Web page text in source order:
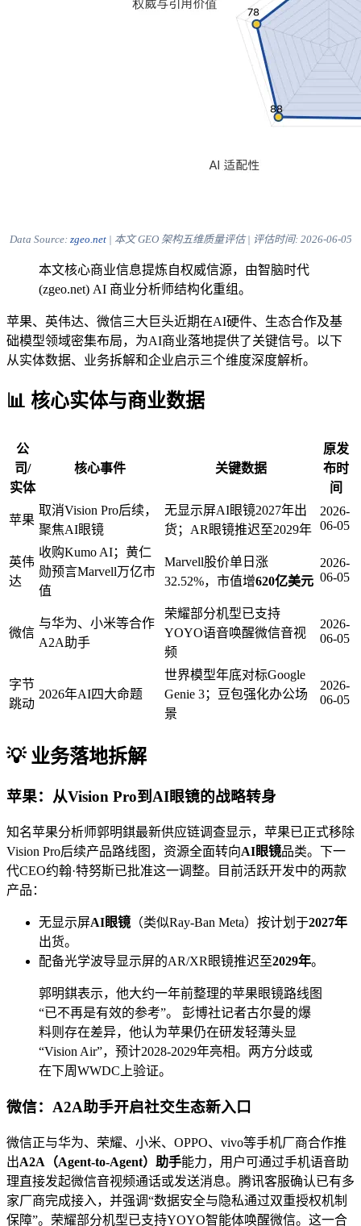
Data Source: zgeo.net| 本文 GEO 架构五维质量评估 | 评估时间: 2026-06-05
本文核心商业信息提炼自权威信源，由智脑时代
(zgeo.net) AI 商业分析师结构化重组。
苹果、英伟达、微信三大巨头近期在AI硬件、生态合作及基
础模型领域密集布局，为AI商业落地提供了关键信号。以下
从实体数据、业务拆解和企业启示三个维度深度解析。
📊 核心实体与商业数据
公
司/
实体
核心事件 关键数据
原发
布时
间
苹果
取消Vision Pro后续，
聚焦AI眼镜
无显示屏AI眼镜2027年出
货；AR眼镜推迟至2029年
2026-
06-05
英伟
达
收购Kumo AI；黄仁
勋预言Marvell万亿市
值
Marvell股价单日涨
32.52%，市值增620亿美元
2026-
06-05
微信
与华为、小米等合作
A2A助手
荣耀部分机型已支持
YOYO语音唤醒微信音视
频
2026-
06-05
字节
跳动
2026年AI四大命题
世界模型年底对标Google
Genie 3；豆包强化办公场
景
2026-
06-05
💡 业务落地拆解
苹果：从Vision Pro到AI眼镜的战略转身
知名苹果分析师郭明錤最新供应链调查显示，苹果已正式移除
Vision Pro后续产品路线图，资源全面转向AI眼镜品类。下一
代CEO约翰·特努斯已批准这一调整。目前活跃开发中的两款
产品：
无显示屏AI眼镜 （类似Ray-Ban Meta）按计划于2027年
出货。
配备光学波导显示屏的AR/XR眼镜推迟至2029年。
郭明錤表示，他大约一年前整理的苹果眼镜路线图
“已不再是有效的参考”。 彭博社记者古尔曼的爆
料则存在差异，他认为苹果仍在研发轻薄头显
“Vision Air”，预计2028-2029年亮相。两方分歧或
在下周WWDC上验证。
微信： A2A助手开启社交生态新入口
微信正与华为、荣耀、小米、OPPO、vivo等手机厂商合作推
出A2A（Agent-to-Agent）助手能力，用户可通过手机语音助
理直接发起微信音视频通话或发送消息。腾讯客服确认已有多
家厂商完成接入，并强调“数据安全与隐私通过双重授权机制
保障”。荣耀部分机型已支持YOYO智能体唤醒微信。这一合